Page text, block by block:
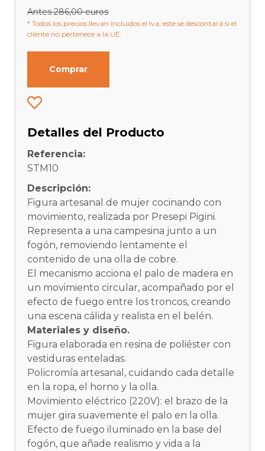
Antes 286,00 euros
* Todos los precios llevan incluidos el Iva, este se descontará si el
cliente no pertenece a la UE.
Comprar
Detalles del Producto
Referencia:
STM10
Descripción:
Figura artesanal de mujer cocinando con
movimiento, realizada por Presepi Pigini.
Representa a una campesina junto a un
fogón, removiendo lentamente el
contenido de una olla de cobre.
El mecanismo acciona el palo de madera en
un movimiento circular, acompañado por el
efecto de fuego entre los troncos, creando
una escena cálida y realista en el belén.
Materiales y diseño.
Figura elaborada en resina de poliéster con
vestiduras enteladas.
Policromía artesanal, cuidando cada detalle
en la ropa, el horno y la olla.
Movimiento eléctrico (220V): el brazo de la
mujer gira suavemente el palo en la olla.
Efecto de fuego iluminado en la base del
fogón, que añade realismo y vida a la